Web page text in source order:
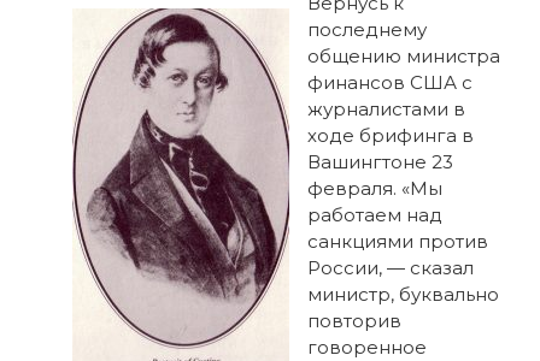
последнему
общению министра
финансов США с
журналистами в
ходе брифинга в
Вашингтоне 23
февраля. «Мы
работаем над
санкциями против
России, — сказал
министр, буквально
повторив
говоренное